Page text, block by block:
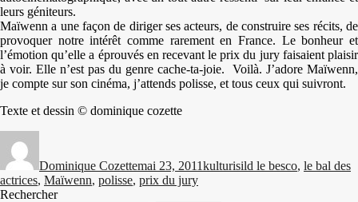
leurs géniteurs.
Maïwenn a une façon de diriger ses acteurs, de construire ses récits, de
provoquer notre intérêt comme rarement en France. Le bonheur et
l’émotion qu’elle a éprouvés en recevant le prix du jury faisaient plaisir
à voir. Elle n’est pas du genre cache-ta-joie. Voilà. J’adore Maïwenn,
je compte sur son cinéma, j’attends polisse, et tous ceux qui suivront.
Texte et dessin © dominique cozette
Dominique Cozettemai 23, 2011kulturisild le besco, le bal des
actrices, Maïwenn, polisse, prix du jury
Rechercher